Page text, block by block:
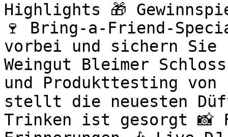
Highlights 🎁
🍷 Bring-a-Friend-
vorbei und sichern Sie
Weingut Bleimer
und Produkttesting
stellt die neuesten
Trinken ist gesorgt 📸